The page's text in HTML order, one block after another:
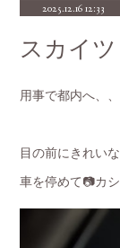
2025.12.16 12:33
スカイ
用事で都内へ、
目の前にきれい
車を停めて📷カ